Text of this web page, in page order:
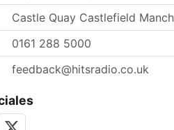
Castle Quay Castlefield
0161 288 5000
feedback@hitsradio.co.uk